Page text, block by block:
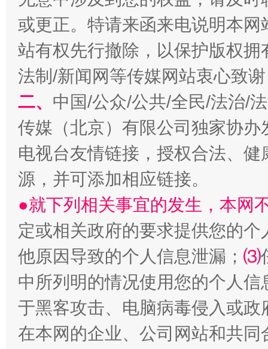
“刷贴”乱象丛生
揭批美国五大"原罪" "炒
或更正。特请来函来电说明本
站有权先行撤除，以保护版权
法制/新闻网等传媒网站衷心致
二、 中国/公众/公共/全民/法治/
传媒（北京）有限公司独家协
电视台友情链接，授权合法、
源，并可添加相应链接。
●就下列相关事宜的发生，本网
定或相关政府的要求提供您的个
他原因导致的个人信息泄漏； ⑶
中所列明的情况使用您的个人
于黑客攻击、电脑病毒侵入或
在本网的企业、公司网站和共